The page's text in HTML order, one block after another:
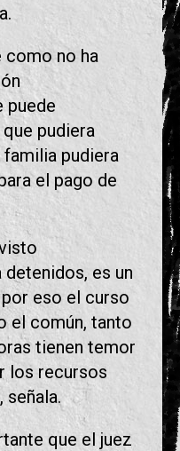
como no ha
puede
pudiera
familia pudiera
el pago de
es un
eso el curso
el común, tanto
tienen temor
los recursos
señala.
que el juez